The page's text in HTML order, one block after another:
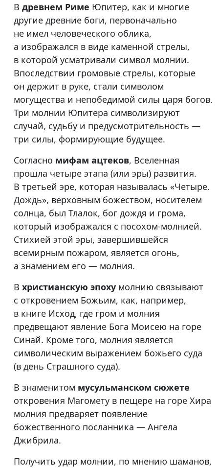
В древнем Риме Юпитер, как и многие
другие древние боги, первоначально
не имел человеческого облика,
а изображался в виде каменной стрелы,
в которой усматривали символ молнии.
Впоследствии громовые стрелы, которые
он держит в руке, стали символом
могущества и непобедимой силы царя богов.
Три молнии Юпитера символизируют
случай, судьбу и предусмотрительность —
три силы, формирующие будущее.
Согласно мифам ацтеков, Вселенная
прошла четыре этапа (или эры) развития.
В третьей эре, которая называлась «Четыре.
Дождь», верховным божеством, носителем
солнца, был Тлалок, бог дождя и грома,
который изображался с посохом-молнией.
Стихией этой эры, завершившейся
всемирным пожаром, является огонь,
а знамением его — молния.
В христианскую эпоху молнию связывают
с откровением Божьим, как, например,
в книге Исход, где гром и молния
предвещают явление Бога Моисею на горе
Синай. Кроме того, молния является
символическим выражением божьего суда
(в день Страшного суда).
В знаменитом мусульманском сюжете
откровения Магомету в пещере на горе Хира
молния предваряет появление
божественного посланника — Ангела
Джибрила.
Получить удар молнии, по мнению шаманов,